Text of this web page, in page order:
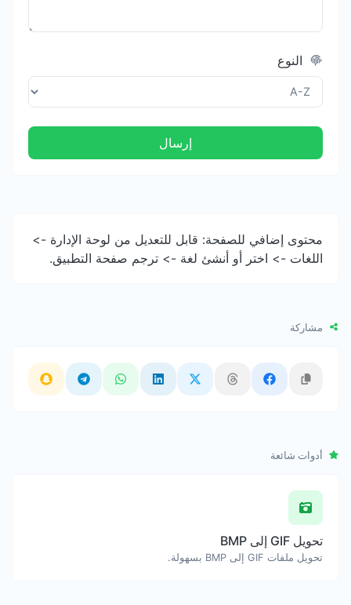
النوع
إرسال
محتوى إضافي للصفحة: قابل للتعديل من لوحة الإدارة ->
اللغات -> اختر أو أنشئ لغة -> ترجم صفحة التطبيق.
مشاركة
أدوات شائعة
تحويل GIF إلى BMP
تحويل ملفات GIF إلى BMP بسهولة.